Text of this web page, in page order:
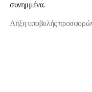
συνημμένα.
Λήξη υποβολής